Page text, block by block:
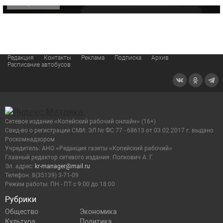
Редакция Контакты Реклама Подписка
Архив
Расписание автобусов
Рубрики
Общество
Экономика
Сетевое издание «Копейский рабочий онлайн» (16+)
Cвид-во о регистрации СМИ: ЭЛ № ФС 77 - 68613 от 03.02.2017 г. выдано
Роскомнадзором
Учредитель: АНО «Редакция газеты «Копейский рабочий»
Главный редактор сетевого издания: Попкович А. Г.
Эл. адрес: kr-manager@mail.ru
Телефон: 8(35139) 3-71-09
Режим работы: ПН - ПТ с 9:00 до 18:00